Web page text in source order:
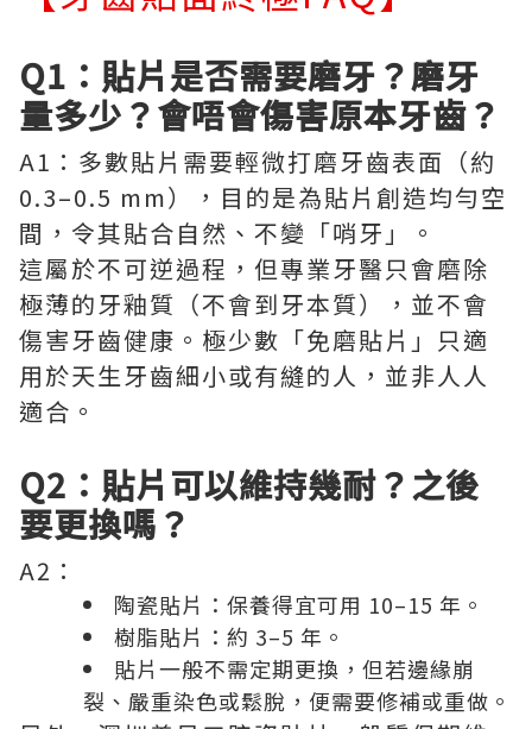
Q1：貼片是否需要磨牙？磨牙
量多少？會唔會傷害原本牙齒？
A1：多數貼片需要輕微打磨牙齒表面（約
0.3–0.5 mm），目的是為貼片創造均勻空
間，令其貼合自然、不變「哨牙」。
這屬於不可逆過程，但專業牙醫只會磨除
極薄的牙釉質（不會到牙本質），並不會
傷害牙齒健康。極少數「免磨貼片」只適
用於天生牙齒細小或有縫的人，並非人人
適合。
Q2：貼片可以維持幾耐？之後
要更換嗎？
A2：
陶瓷貼片：保養得宜可用 10–15 年。
樹脂貼片：約 3–5 年。
貼片一般不需定期更換，但若邊緣崩
裂、嚴重染色或鬆脫，便需要修補或重做。